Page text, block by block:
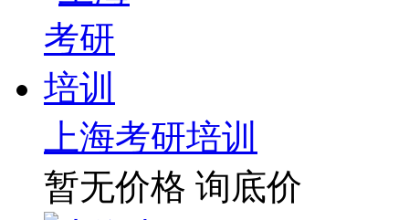
上海考研培训
暂无价格 询底价